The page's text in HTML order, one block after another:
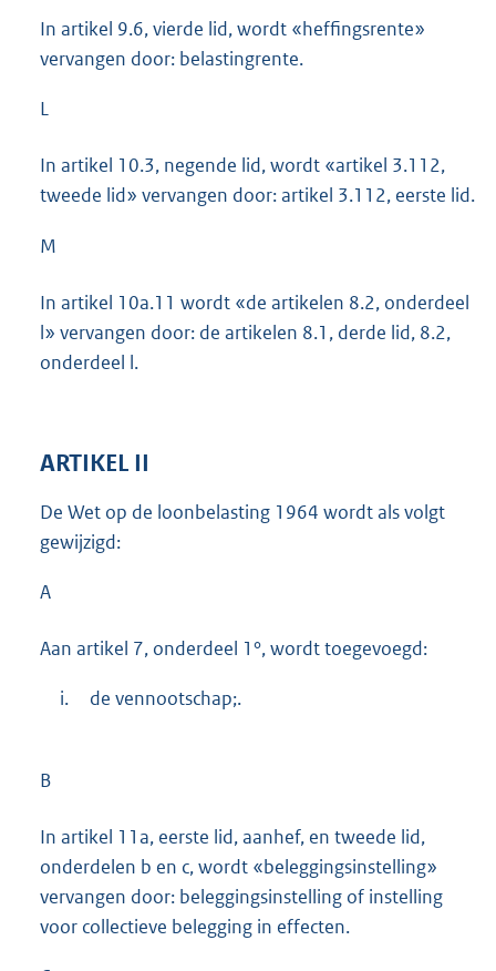
In artikel 9.6, vierde lid, wordt «heffingsrente»
vervangen door: belastingrente.
L
In artikel 10.3, negende lid, wordt «artikel 3.112,
tweede lid» vervangen door: artikel 3.112, eerste lid.
M
In artikel 10a.11 wordt «de artikelen 8.2, onderdeel
l» vervangen door: de artikelen 8.1, derde lid, 8.2,
onderdeel l.
ARTIKEL II
De Wet op de loonbelasting 1964 wordt als volgt
gewijzigd:
A
Aan artikel 7, onderdeel 1°, wordt toegevoegd:
i. de vennootschap;.
B
In artikel 11a, eerste lid, aanhef, en tweede lid,
onderdelen b en c, wordt «beleggingsinstelling»
vervangen door: beleggingsinstelling of instelling
voor collectieve belegging in effecten.